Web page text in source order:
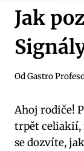
Jak
OdGastro
Ahoj rodiče!
trpět celiakií,
se dozvíte,